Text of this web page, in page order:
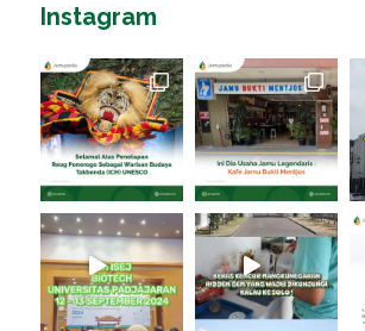
Instagram